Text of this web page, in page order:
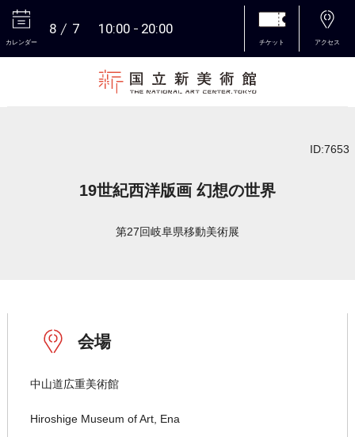
カレンダー
8 7 10:00 20:00
チケット アクセス
ID:7653
19世紀西洋版画 幻想の世界
第27回岐阜県移動美術展
会場
中山道広重美術館
Hiroshige Museum of Art, Ena